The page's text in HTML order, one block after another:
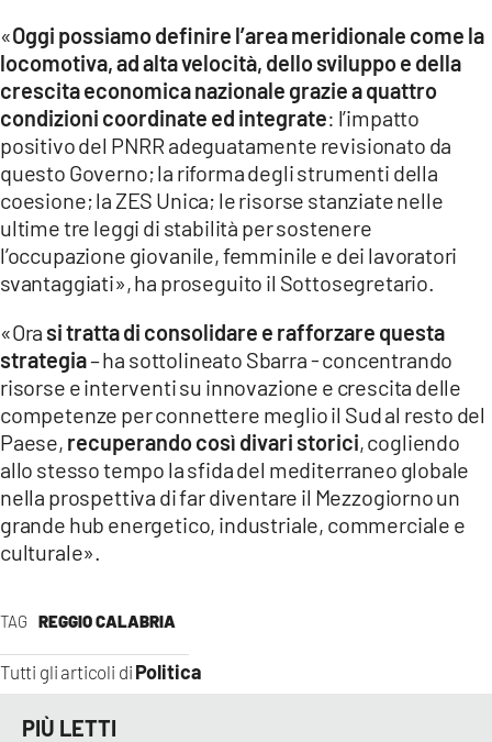
LACAPITALENEWS.IT
App
ANDROID
APPLE
TAG REGGIO CALABRIA
Tutti gli articoli di Politica
«Oggi possiamo definire l’area meridionale come la
locomotiva, ad alta velocità, dello sviluppo e della
crescita economica nazionale grazie a quattro
condizioni coordinate ed integrate: l’impatto
positivo del PNRR adeguatamente revisionato da
questo Governo; la riforma degli strumenti della
coesione; la ZES Unica; le risorse stanziate nelle
ultime tre leggi di stabilità per sostenere
l’occupazione giovanile, femminile e dei lavoratori
svantaggiati», ha proseguito il Sottosegretario.
«Ora si tratta di consolidare e rafforzare questa
strategia– ha sottolineato Sbarra - concentrando
risorse e interventi su innovazione e crescita delle
competenze per connettere meglio il Sud al resto del
Paese, recuperando così divari storici, cogliendo
allo stesso tempo la sfida del mediterraneo globale
nella prospettiva di far diventare il Mezzogiorno un
grande hub energetico, industriale, commerciale e
culturale».
PIÙ LETTI